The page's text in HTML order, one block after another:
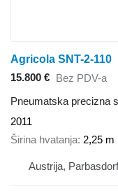
Agricola SNT-2-110
15.800 € Bez PDV-a
Pneumatska precizna
2011
Širina hvatanja 2,25 m
Austrija, Parbasdorf